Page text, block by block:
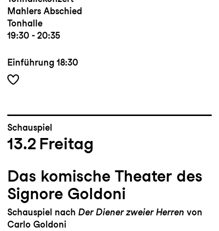
Mahlers Abschied
Tonhalle
19:30 - 20:35
Einführung 18:30
Schauspiel
13.2 Freitag
Das komische Theater des
Signore Goldoni
Schauspiel nach Der Diener zweier Herren von
Carlo Goldoni